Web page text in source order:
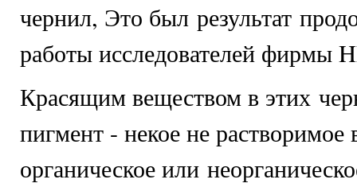
чернил, Это был результат
работы исследователей фирмы
Красящим веществом в этих
пигмент - некое не растворимое
органическое или